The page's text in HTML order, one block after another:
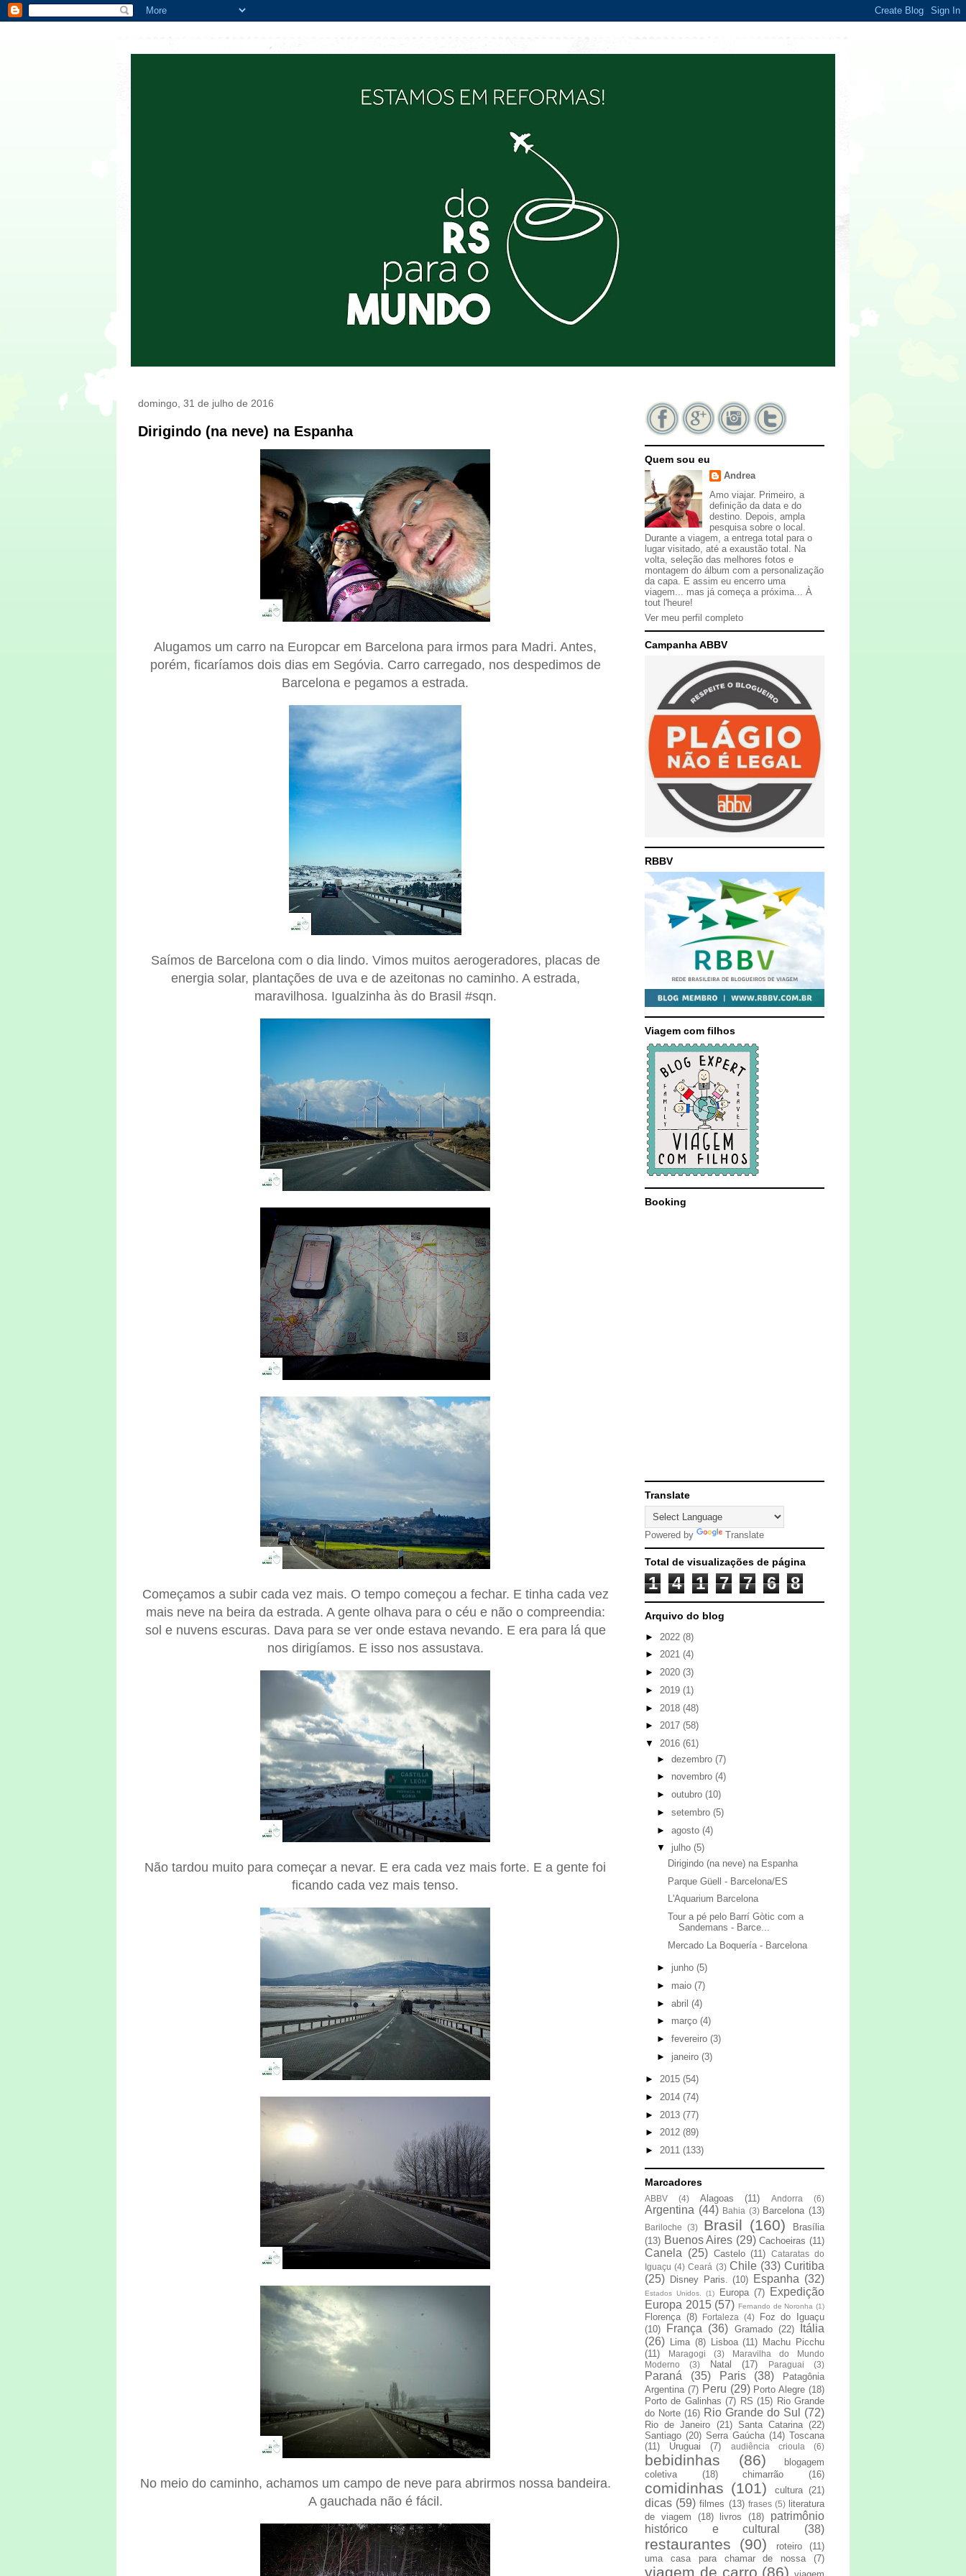
domingo, 31 de julho de 2016
Dirigindo (na neve) na Espanha
Alugamos um carro na Europcar em Barcelona para irmos para Madri. Antes,
porém, ficaríamos dois dias em Segóvia. Carro carregado, nos despedimos de
Barcelona e pegamos a estrada.
Saímos de Barcelona com o dia lindo. Vimos muitos aerogeradores, placas de
energia solar, plantações de uva e de azeitonas no caminho. A estrada,
maravilhosa. Igualzinha às do Brasil #sqn.
Começamos a subir cada vez mais. O tempo começou a fechar. E tinha cada vez
mais neve na beira da estrada. A gente olhava para o céu e não o compreendia:
sol e nuvens escuras. Dava para se ver onde estava nevando. E era para lá que
nos dirigíamos. E isso nos assustava.
Não tardou muito para começar a nevar. E era cada vez mais forte. E a gente foi
ficando cada vez mais tenso.
No meio do caminho, achamos um campo de neve para abrirmos nossa bandeira.
A gauchada não é fácil.
Quem sou eu
Andrea
Amo viajar. Primeiro, a
definição da data e do
destino. Depois, ampla
pesquisa sobre o local.
Durante a viagem, a entrega total para o
lugar visitado, até a exaustão total. Na
volta, seleção das melhores fotos e
montagem do álbum com a personalização
da capa. E assim eu encerro uma
viagem... mas já começa a próxima... À
tout l'heure!
Ver meu perfil completo
Campanha ABBV
RBBV
Viagem com filhos
Booking
Translate
Powered by Translate
Total de visualizações de página
1 4 1 7 7 6 8
Arquivo do blog
► 2022 (8)
► 2021 (4)
► 2020 (3)
► 2019 (1)
► 2018 (48)
► 2017 (58)
▼ 2016 (61)
► dezembro (7)
► novembro (4)
► outubro (10)
► setembro (5)
► agosto (4)
▼ julho (5)
Dirigindo (na neve) na Espanha
Parque Güell - Barcelona/ES
L'Aquarium Barcelona
Tour a pé pelo Barrí Gòtic com a
Sandemans - Barce...
Mercado La Boquería - Barcelona
► junho (5)
► maio (7)
► abril (4)
► março (4)
► fevereiro (3)
► janeiro (3)
► 2015 (54)
► 2014 (74)
► 2013 (77)
► 2012 (89)
► 2011 (133)
Marcadores
ABBV (4) Alagoas (11) Andorra (6)
Argentina (44) Bahia (3) Barcelona (13)
Bariloche (3) Brasil (160)
Brasília
(13) Buenos Aires (29) Cachoeiras (11)
Canela (25) Castelo (11)
Cataratas do
Iguaçu (4) Ceará (3) Chile (33) Curitiba
(25) Disney Paris. (10) Espanha (32)
Estados Unidos. (1) Europa (7)
Expedição
Europa 2015 (57) Fernando de Noronha (1)
Florença (8) Fortaleza (4)
Foz do Iguaçu
(10)
França (36) Gramado (22)
Itália
(26) Lima (8) Lisboa (11) Machu Picchu
(11)
Maragogi (3)
Maravilha do Mundo
Moderno
(3) Natal (17) Paraguai (3)
Paraná (35) Paris (38)
Patagônia
Argentina (7) Peru (29) Porto Alegre (18)
Porto de Galinhas (7) RS (15) Rio Grande
do Norte (16) Rio Grande do Sul (72)
Rio de Janeiro (21) Santa Catarina (22)
Santiago (20) Serra Gaúcha (14) Toscana
(11)
Uruguai (7) audiência crioula (6)
bebidinhas (86)
blogagem
coletiva
(18) chimarrão (16)
comidinhas (101) cultura (21)
dicas (59) filmes (13) frases (5) literatura
de viagem
(18) livros (18)
patrimônio
histórico e cultural
(38)
restaurantes (90) roteiro
(11)
uma casa para chamar de nossa
(7)
viagem de carro (86) viagem